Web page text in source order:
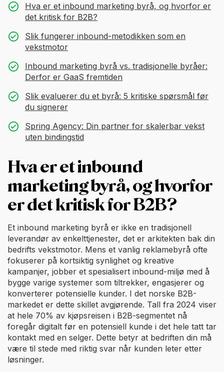
Hva er et inbound marketing byrå, og hvorfor er
det kritisk for B2B?
Slik fungerer inbound-metodikken som en
vekstmotor
Inbound marketing byrå vs. tradisjonelle byråer:
Derfor er GaaS fremtiden
Slik evaluerer du et byrå: 5 kritiske spørsmål før
du signerer
Spring Agency: Din partner for skalerbar vekst
uten bindingstid
Hva er et inbound
marketing byrå, og hvorfor
er det kritisk for B2B?
Et inbound marketing byrå er ikke en tradisjonell
leverandør av enkelttjenester, det er arkitekten bak din
bedrifts vekstmotor. Mens et vanlig reklamebyrå ofte
fokuserer på kortsiktig synlighet og kreative
kampanjer, jobber et spesialisert inbound-miljø med å
bygge varige systemer som tiltrekker, engasjerer og
konverterer potensielle kunder. I det norske B2B-
markedet er dette skillet avgjørende. Tall fra 2024 viser
at hele 70% av kjøpsreisen i B2B-segmentet nå
foregår digitalt før en potensiell kunde i det hele tatt tar
kontakt med en selger. Dette betyr at bedriften din må
være til stede med riktig svar når kunden leter etter
løsninger.